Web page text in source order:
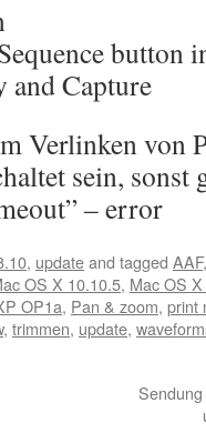
button
and Capture
Verlinken von
sein, sonst
– error
, updateand tagged AAF
OS X 10.10.5, Mac OS
OP1a, Pan & zoom, print
, trimmen, update,